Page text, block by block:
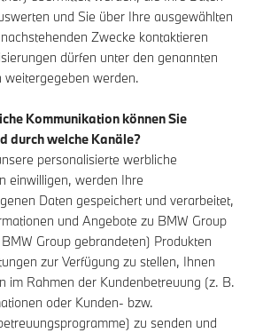
und Sie über Ihre ausgewählten
Zwecke kontaktieren
dürfen unter den genannten
weitergegeben werden.
Kommunikation können Sie
durch welche Kanäle?
personalisierte werbliche
einwilligen, werden Ihre
Daten gespeichert und verarbeitet,
und Angebote zu BMW Group
Group gebrandeten) Produkten
zur Verfügung zu stellen, Ihnen
im Rahmen der Kundenbetreuung (z. B.
oder Kunden- bzw.
zu senden und